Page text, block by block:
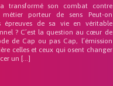
transformé son combat contre
métier porteur de sens Peut-on
épreuves de sa vie en véritable
? C’est la question au cœur de
de Cap ou pas Cap, l’émission
celles et ceux qui osent changer
un […]